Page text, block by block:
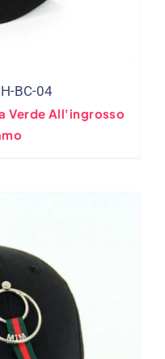
BC-04
Verde All'ingrosso